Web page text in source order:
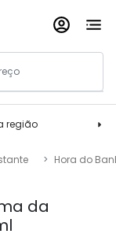
região
Hora do
da